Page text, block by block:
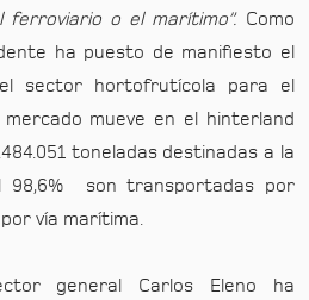
o el marítimo”. Como
ha puesto de manifiesto el
sector hortofrutícola para el
mueve en el hinterland
toneladas destinadas a la
98,6% son transportadas por
vía marítima.
general Carlos Eleno ha